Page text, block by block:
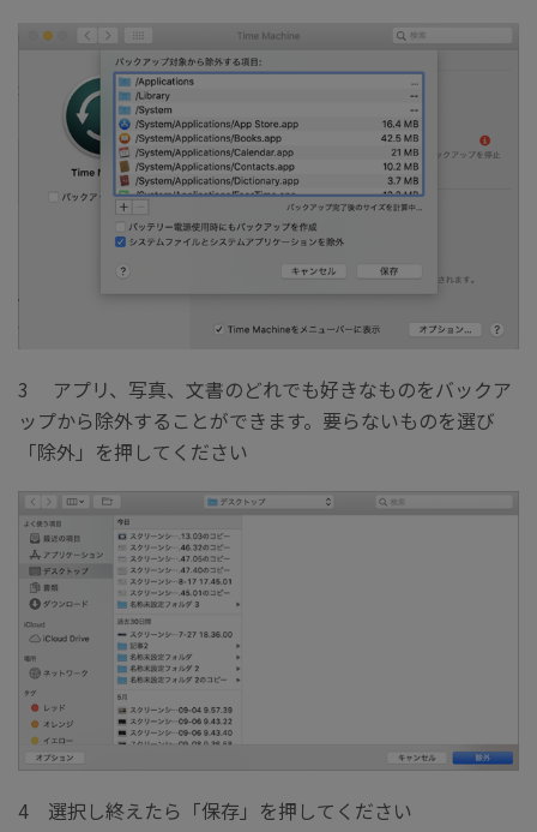
3 アプリ、写真、文書のどれでも好きなものをバックア
ップから除外することができます。要らないものを選び
「除外」を押してください
4 選択し終えたら「保存」を押してください